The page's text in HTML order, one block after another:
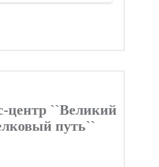
центр ``Великий
путь``